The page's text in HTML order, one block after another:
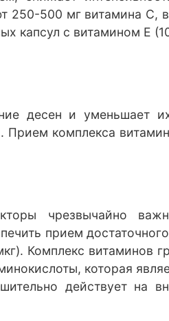
250-500 мг витамина
капсул с витамином Е
десен и уменьшает
комплекса
чрезвычайно
прием
Комплекс
которая
действует